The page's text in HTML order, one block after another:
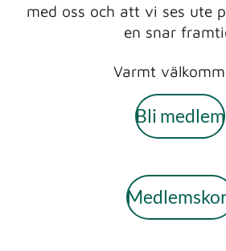
med oss och att vi ses ute
en snar
Varmt
Bli medlem